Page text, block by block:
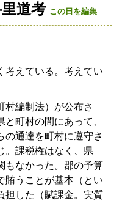
道考 この日を編集
考えている。考えてい
村編制法）が公布さ
町村の間にあって、
の通達を町村に遵守さ
。課税権はなく、県
もなかった。郡の予算
賄うことが基本（とい
担した（賦課金。実質